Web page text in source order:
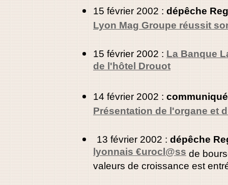
15 février 2002 : dépêche
Lyon Mag Groupe réussit
15 février 2002 : La Banque
de l'hôtel Drouot
14 février 2002 :
Présentation de l'organe et
13 février 2002 : dépêche
lyonnais €urocl@ss de
valeurs de croissance est